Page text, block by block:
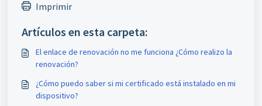
Imprimir
Artículos en esta carpeta:
El enlace de renovación no me funciona ¿Cómo realizo la
renovación?
¿Cómo puedo saber si mi certificado está instalado en mi
dispositivo?